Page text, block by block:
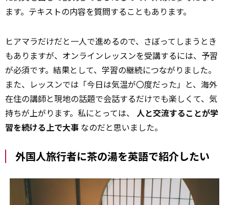
ます。テキストの内容を質問することもあります。
ヒアマラだけだと一人で進めるので、さぼってしまうとき
もありますが、オンラインレッスンを受講するには、予習
が必須です。結果として、学習の継続につながりました。
また、レッスンでは「今日は気温が〇度だった」と、海外
在住の講師と現地の話題で会話するだけでも楽しくて、気
持ちが上がります。私にとっては、 人と交流することが学
習を続ける上で大事 なのだと思いました。
外国人旅行者に茶の湯を英語で紹介したい